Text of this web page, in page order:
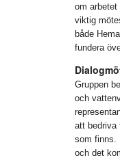
om
viktig
både
fundera
Gruppen
och
att bedriva
som finns.
och det